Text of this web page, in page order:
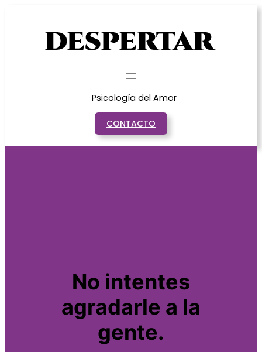
Psicología del Amor
CONTACTO
No intentes
agradarle a la
gente.